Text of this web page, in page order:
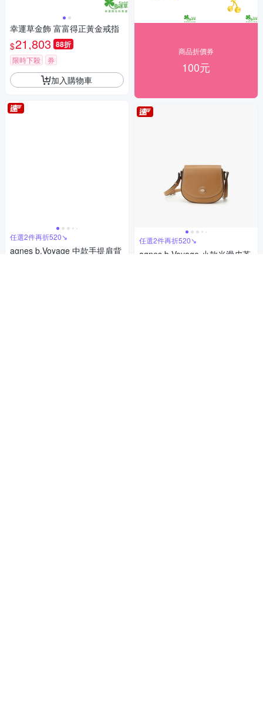
幸運草金飾 富富得正黃金戒指
$21,803 88折
限時下殺 券
加入購物車
任選2件再折520↘
agnes b.Voyage 中款手提肩背
商品折價券
100元
任選2件再折520↘
agnes b.Voyage 小款光滑皮革